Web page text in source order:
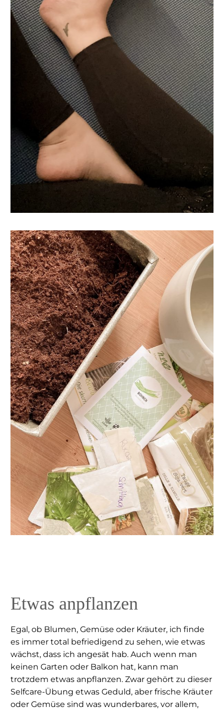
Etwas anpflanzen
Egal, ob Blumen, Gemüse oder Kräuter, ich finde
es immer total befriedigend zu sehen, wie etwas
wächst, dass ich angesät hab. Auch wenn man
keinen Garten oder Balkon hat, kann man
trotzdem etwas anpflanzen. Zwar gehört zu dieser
Selfcare-Übung etwas Geduld, aber frische Kräuter
oder Gemüse sind was wunderbares, vor allem,